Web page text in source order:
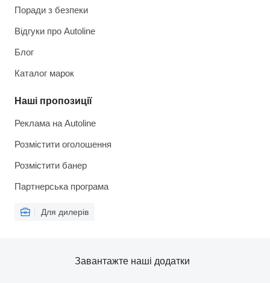
Поради з безпеки
Відгуки про Autoline
Блог
Каталог марок
Наші пропозиції
Реклама на Autoline
Розмістити оголошення
Розмістити банер
Партнерська програма
Для дилерів
Завантажте наші додатки